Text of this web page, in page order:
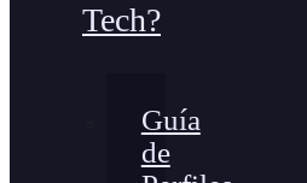
Tech?
Guía
de